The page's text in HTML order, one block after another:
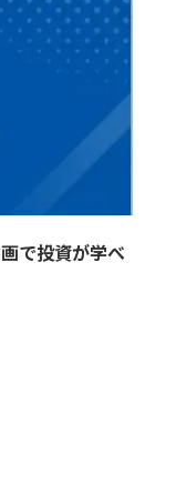
で投資が学べ